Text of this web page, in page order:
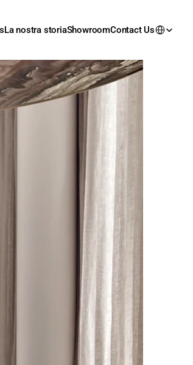
La nostra storiaShowroomContact Us